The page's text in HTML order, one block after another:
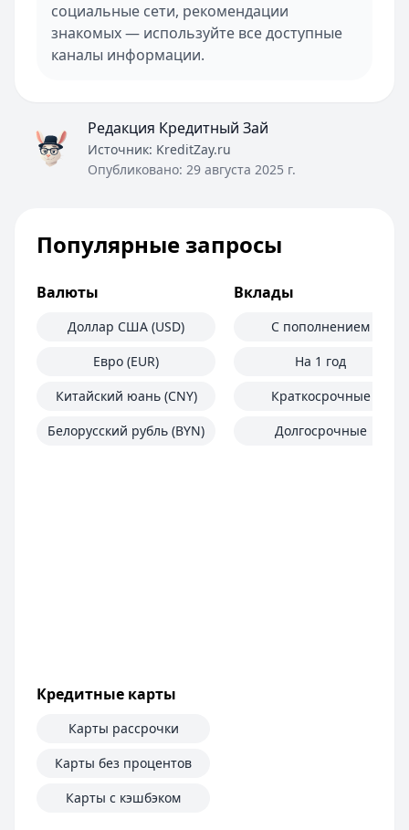
социальные сети, рекомендации
знакомых — используйте все доступные
каналы информации.
Редакция Кредитный Зай
Источник: KreditZay.ru
Опубликовано: 29 августа 2025 г.
Популярные запросы
Валюты
Доллар США (USD)
Евро (EUR)
Китайский юань (CNY)
Белорусский рубль (BYN)
Вклады
С пополнением
На 1 год
Краткосрочные
Долгосрочные
Кредитные карты
Карты рассрочки
Карты без процентов
Карты с кэшбэком